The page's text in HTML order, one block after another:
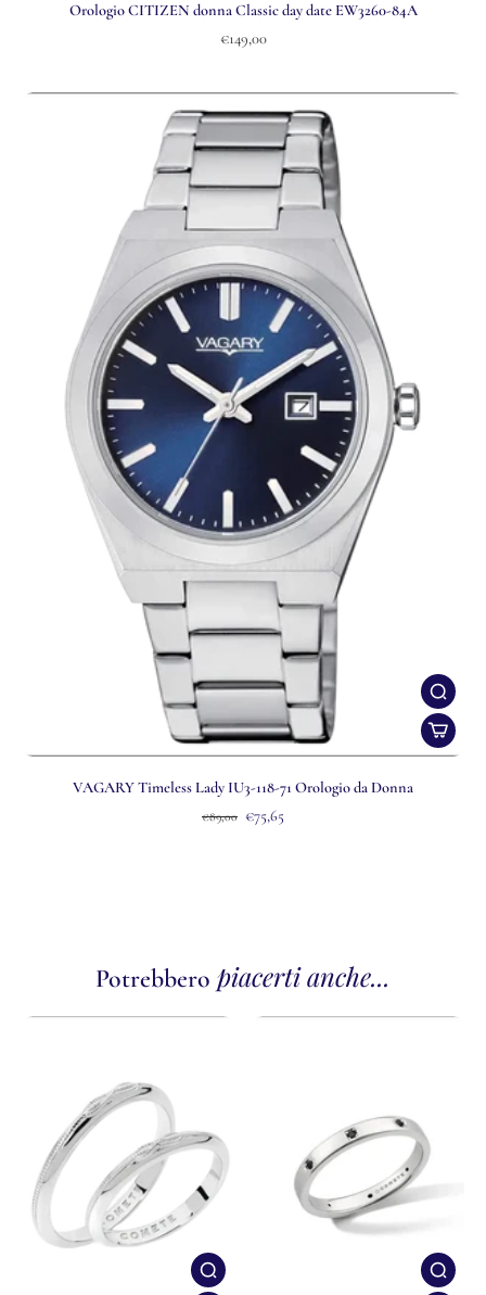
Orologio CITIZEN donna Classic day date EW3260-84A
€149,00
VAGARY Timeless Lady IU3-118-71 Orologio da Donna
€89,00 €75,65
Potrebbero piacerti anche...